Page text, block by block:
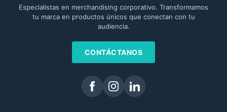
Especialistas en merchandising corporativo. Transformamos
tu marca en productos únicos que conectan con tu
audiencia.
CONTÁCTANOS